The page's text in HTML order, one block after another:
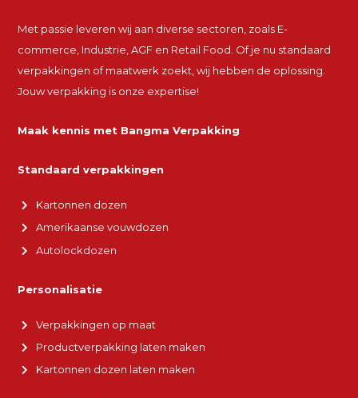
Met passie leveren wij aan diverse sectoren, zoals E-
commerce, Industrie, AGF en Retail Food. Of je nu standaard
verpakkingen of maatwerk zoekt, wij hebben de oplossing.
Jouw verpakking is onze expertise!
Maak kennis met Bangma Verpakking
Standaard verpakkingen
Kartonnen dozen
Amerikaanse vouwdozen
Autolockdozen
Personalisatie
Verpakkingen op maat
Productverpakking laten maken
Kartonnen dozen laten maken